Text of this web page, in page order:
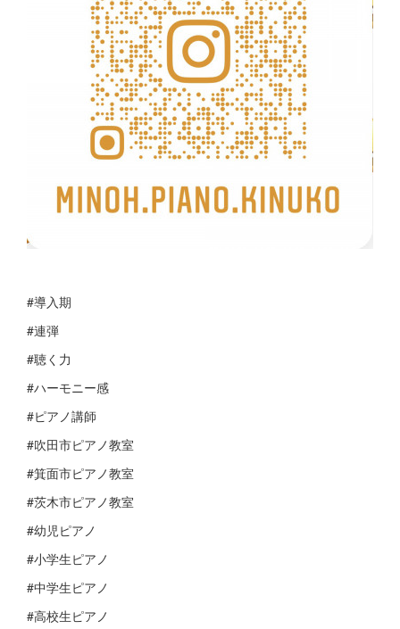
#導入期
#連弾
#聴く力
#ハーモニー感
#ピアノ講師
#吹田市ピアノ教室
#箕面市ピアノ教室
#茨木市ピアノ教室
#幼児ピアノ
#小学生ピアノ
#中学生ピアノ
#高校生ピアノ